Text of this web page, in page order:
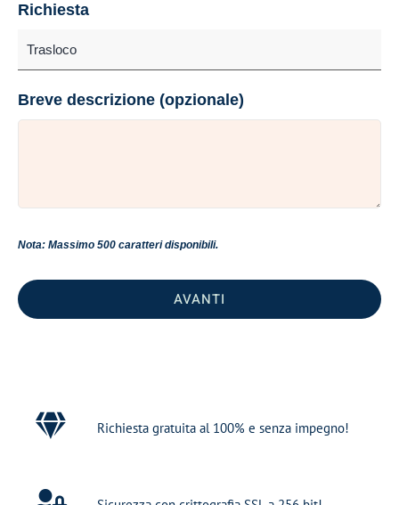
Richiesta
Breve descrizione (opzionale)
Nota: Massimo 500 caratteri disponibili.
AVANTI
Richiesta gratuita al 100% e senza impegno!